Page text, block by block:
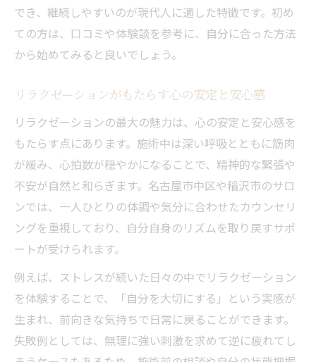
地元ならではのリラクゼーション体験談
日々を豊かにするリラクゼーション活用法
リラクゼーションを毎日の生活に取り入れ
リラクゼーションでストレスを効率よく解
消
自宅でもできるリラクゼーションの簡単な
方法
リラクゼーションで家族や友人と過ごす時
間
心身の健康維持に役立つリラクゼーション
習慣
でき、継続しやすいのが現代人に適した特徴です。初め
ての方は、口コミや体験談を参考に、自分に合った方法
から始めてみると良いでしょう。
リラクゼーションがもたらす心の安定と安心感
リラクゼーションの最大の魅力は、心の安定と安心感を
もたらす点にあります。施術中は深い呼吸とともに筋肉
が緩み、心拍数が穏やかになることで、精神的な緊張や
不安が自然と和らぎます。名古屋市中区や稲沢市のサロ
ンでは、一人ひとりの体調や気分に合わせたカウンセリ
ングを重視しており、自分自身のリズムを取り戻すサポ
ートが受けられます。
例えば、ストレスが続いた日々の中でリラクゼーション
を体験することで、「自分を大切にする」という実感が
生まれ、前向きな気持ちで日常に戻ることができます。
失敗例としては、無理に強い刺激を求めて逆に疲れてし